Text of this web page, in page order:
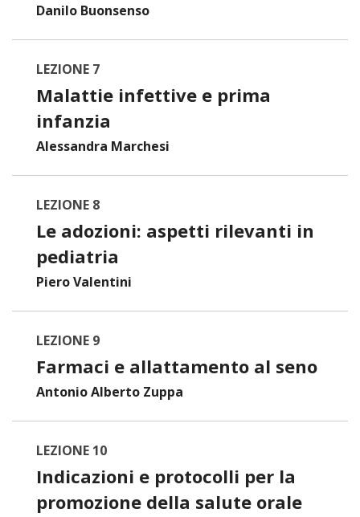
Danilo Buonsenso
LEZIONE 7
Malattie infettive e prima
infanzia
Alessandra Marchesi
LEZIONE 8
Le adozioni: aspetti rilevanti in
pediatria
Piero Valentini
LEZIONE 9
Farmaci e allattamento al seno
Antonio Alberto Zuppa
LEZIONE 10
Indicazioni e protocolli per la
promozione della salute orale